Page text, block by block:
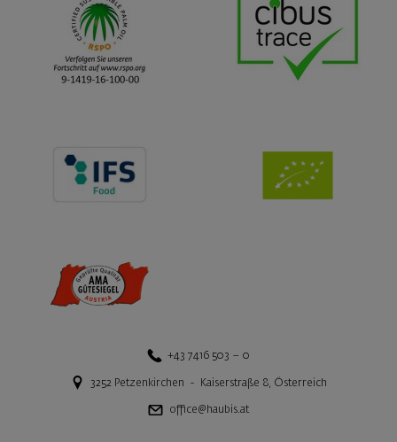
+43 7416 503 – 0
3252 Petzenkirchen - Kaiserstraße 8, Österreich
office@haubis.at